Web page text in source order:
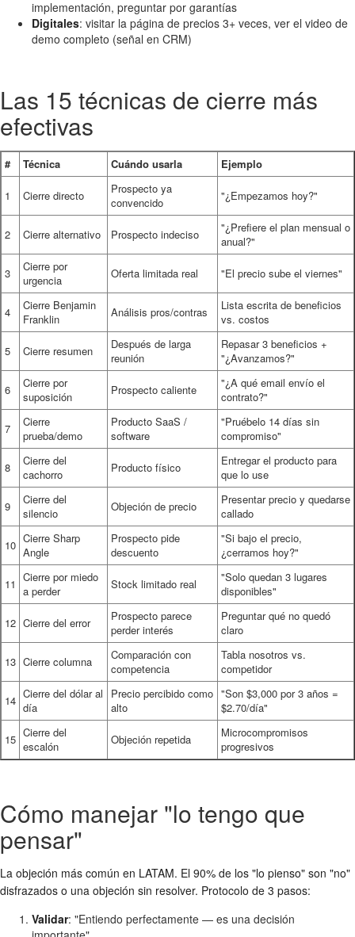
implementación, preguntar por garantías
Digitales: visitar la página de precios 3+ veces, ver el video de
demo completo (señal en CRM)
Las 15 técnicas de cierre más
efectivas
# Técnica Cuándo usarla Ejemplo
1 Cierre directo
Prospecto ya
convencido
"¿Empezamos hoy?"
2 Cierre alternativo Prospecto indeciso
"¿Prefiere el plan mensual o
anual?"
3
Cierre por
urgencia
Oferta limitada real "El precio sube el viernes"
4
Cierre Benjamin
Franklin
Análisis pros/contras
Lista escrita de beneficios
vs. costos
5 Cierre resumen
Después de larga
reunión
Repasar 3 beneficios +
"¿Avanzamos?"
6
Cierre por
suposición
Prospecto caliente
"¿A qué email envío el
contrato?"
7
Cierre
prueba/demo
Producto SaaS /
software
"Pruébelo 14 días sin
compromiso"
8
Cierre del
cachorro
Producto físico
Entregar el producto para
que lo use
9
Cierre del
silencio
Objeción de precio
Presentar precio y quedarse
callado
10 Cierre Sharp
Angle
Prospecto pide
descuento
"Si bajo el precio,
¿cerramos hoy?"
11 Cierre por miedo
a perder
Stock limitado real
"Solo quedan 3 lugares
disponibles"
12 Cierre del error
Prospecto parece
perder interés
Preguntar qué no quedó
claro
13 Cierre columna
Comparación con
competencia
Tabla nosotros vs.
competidor
14 Cierre del dólar al
día
Precio percibido como
alto
"Son $3,000 por 3 años =
$2.70/día"
15 Cierre del
escalón
Objeción repetida
Microcompromisos
progresivos
Cómo manejar "lo tengo que
pensar"
La objeción más común en LATAM. El 90% de los "lo pienso" son "no"
disfrazados o una objeción sin resolver. Protocolo de 3 pasos:
Validar: "Entiendo perfectamente — es una decisión